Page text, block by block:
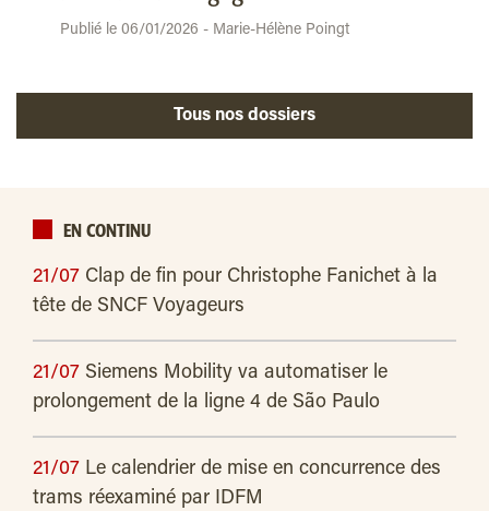
Publié le 06/01/2026 - Marie-Hélène Poingt
Tous nos dossiers
EN CONTINU
21/07 Clap de fin pour Christophe Fanichet à la
tête de SNCF Voyageurs
21/07 Siemens Mobility va automatiser le
prolongement de la ligne 4 de São Paulo
21/07 Le calendrier de mise en concurrence des
trams réexaminé par IDFM